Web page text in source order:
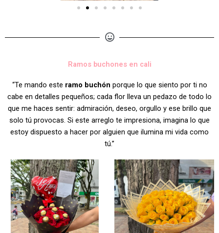
Ramos buchones en cali
“Te mando este ramo buchón porque lo que siento por ti no
cabe en detalles pequeños; cada flor lleva un pedazo de todo lo
que me haces sentir: admiración, deseo, orgullo y ese brillo que
solo tú provocas. Si este arreglo te impresiona, imagina lo que
estoy dispuesto a hacer por alguien que ilumina mi vida como
tú.”